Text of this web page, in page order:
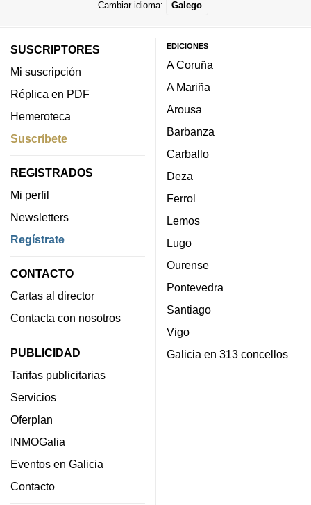
Cambiar idioma: Galego
SUSCRIPTORES
Mi suscripción
Réplica en PDF
Hemeroteca
Suscríbete
REGISTRADOS
Mi perfil
Newsletters
Regístrate
CONTACTO
Cartas al director
Contacta con nosotros
PUBLICIDAD
Tarifas publicitarias
Servicios
Oferplan
INMOGalia
Eventos en Galicia
Contacto
EDICIONES
A Coruña
A Mariña
Arousa
Barbanza
Carballo
Deza
Ferrol
Lemos
Lugo
Ourense
Pontevedra
Santiago
Vigo
Galicia en 313 concellos